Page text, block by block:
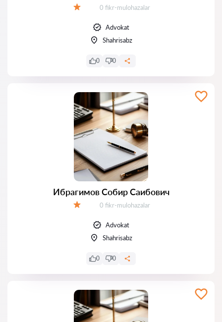
Fikrlar:
0 fikr-mulohazalar
Advokat
Shahrisabz
0 0
Ибрагимов Собир Саибович
Fikrlar:
0 fikr-mulohazalar
Advokat
Shahrisabz
0 0